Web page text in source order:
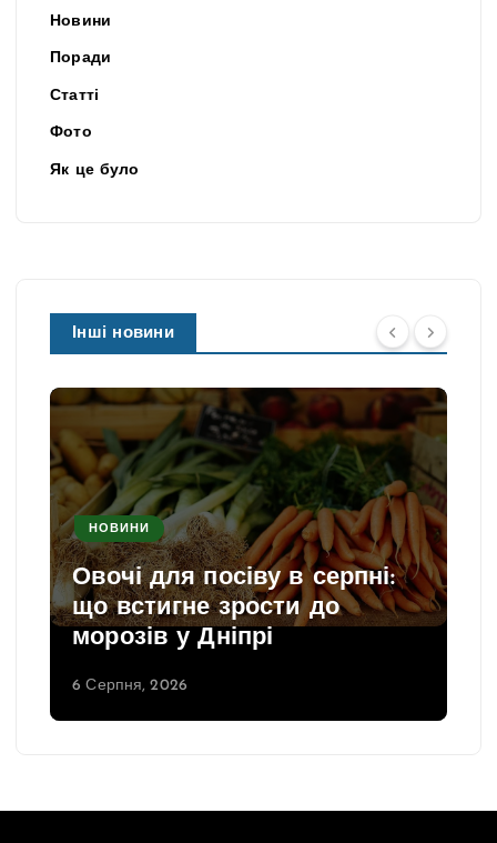
Новини
Поради
Статті
Фото
Як це було
Інші новини
НОВИНИ
Овочі для посіву в серпні:
що встигне зрости до
морозів у Дніпрі
6 Серпня, 2026